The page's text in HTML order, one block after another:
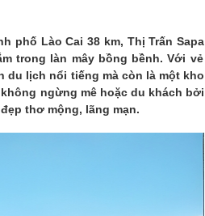
phố Lào Cai 38 km, Thị Trấn Sapa
trong làn mây bồng bềnh. Với vẻ
du lịch nổi tiếng mà còn là một kho
không ngừng mê hoặc du khách bởi
thơ mộng, lãng mạn.